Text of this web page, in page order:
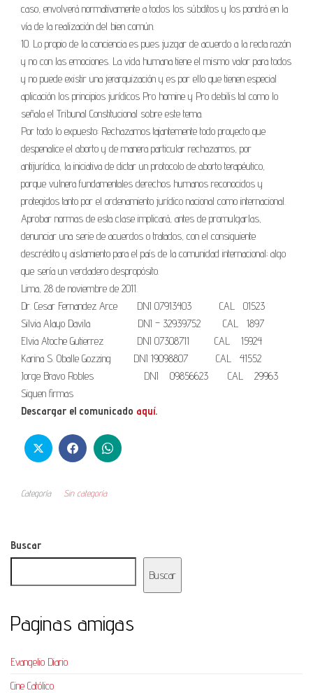
caso, envolverá normativamente a todos los súbditos y los pondrá en la
vía de la realización del bien común.
10. Lo propio de la conciencia es pues juzgar de acuerdo a la recta razón
y no con las emociones. La vida humana tiene el mismo valor para todos
y no puede existir una jerarquización y es por ello que tienen especial
aplicación los principios jurídicos Pro homine y Pro debilis tal como lo
señala el Tribunal Constitucional sobre este tema.
Por todo lo expuesto: Rechazamos tajantemente todo proyecto que
despenalice el aborto y de manera particular rechazamos, por
antijurídica, la iniciativa de dictar un protocolo de aborto terapéutico,
porque vulnera fundamentales derechos humanos reconocidos y
protegidos tanto por el ordenamiento jurídico nacional como internacional.
Aprobar normas de esta clase implicará, antes de promulgarlas,
denunciar una serie de acuerdos o tratados, con el consiguiente
descrédito y aislamiento para el país de la comunidad internacional; algo
que sería un verdadero despropósito.
Lima, 28 de noviembre de 2011.
Dr. Cesar Fernandez Arce DNI 07913403 CAL 01523
Silvia Alayo Davila DNI – 32939752 CAL 1897
Elvia Atoche Gutierrez DNI 07308711 CAL 15924
Karina S. Oballe Gozzing DNI 19098807 CAL 41552
Jorge Bravo Robles DNI 09856623 CAL 29963
Siguen firmas
Descargar el comunicado aquí.
Categoría Sin categoría
Buscar
Buscar
Paginas amigas
Evangelio Diario
Cine Católico